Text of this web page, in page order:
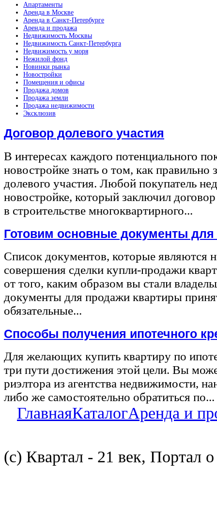
Апартаменты
Аренда в Москве
Аренда в Санкт-Петербурге
Аренда и продажа
Недвижимость Москвы
Недвижимость Санкт-Петербурга
Недвижимость у моря
Нежилой фонд
Новинки рынка
Новостройки
Помещения и офисы
Продажа домов
Продажа земли
Продажа недвижимости
Эксклюзив
Договор долевого участия
В интересах каждого потенциального
новостройке знать о том, как правильно
долевого участия. Любой покупатель
новостройке, который заключил
в строительстве многоквартирного...
Готовим основные документы
Список документов, которые являются
совершения сделки купли-продажи
от того, каким образом вы стали
документы для продажи квартиры
обязательные...
Способы получения ипотечного
Для желающих купить квартиру по
три пути достижения этой цели. Вы
риэлтора из агентства недвижимости,
либо же самостоятельно обратиться по...
ГлавнаяКаталогАренда и
(с) Квартал - 21 век, Портал